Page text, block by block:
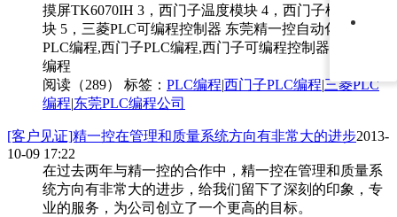
摸屏TK6070IH 3，西门子温度模块 4，西门子模拟量模
块 5，三菱PLC可编程控制器 东莞精一控自动化公司
PLC编程,西门子PLC编程,西门子可编程控制器,三菱PLC
编程
阅读（289） 标签： PLC编程|西门子PLC编程|三菱PLC
编程|东莞PLC编程公司
[客户见证]精一控在管理和质量系统方向有非常大的进步2013-
10-09 17:22
在过去两年与精一控的合作中，精一控在管理和质量系
统方向有非常大的进步，给我们留下了深刻的印象，专
业的服务，为公司创立了一个更高的目标。